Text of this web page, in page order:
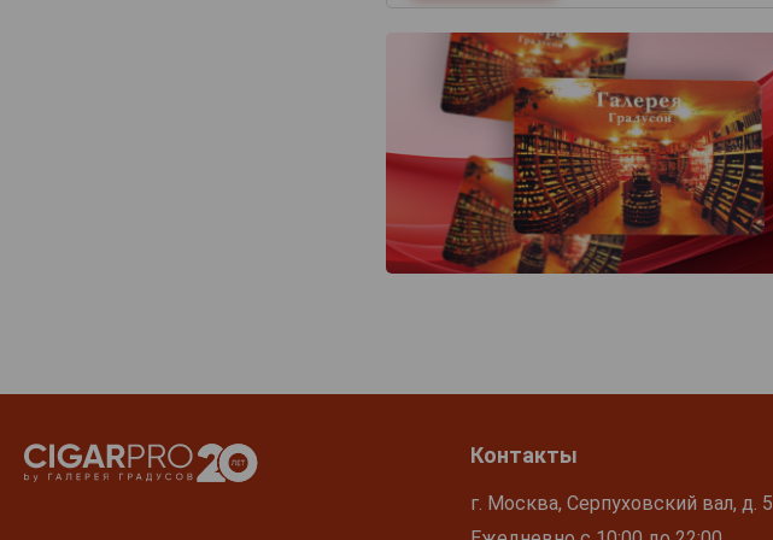
Контакты
г. Москва, Серпуховский вал, д. 5